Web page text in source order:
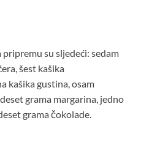
su sljedeći: sedam
šest kašika
kašika gustina, osam
grama margarina, jedno
grama čokolade.